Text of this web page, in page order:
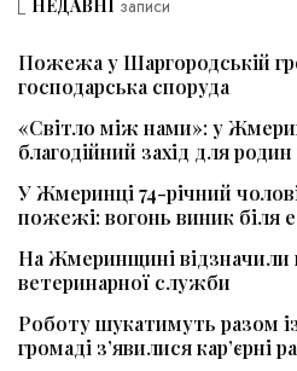
НЕДАВНІ записи
Пожежа у Шаргородській
господарська споруда
«Світло між нами»: у
благодійний захід для
У Жмеринці 74-річний
пожежі: вогонь виник біля
На Жмеринщині відзначили
ветеринарної служби
Роботу шукатимуть разом
громаді з’явилися кар’єрні